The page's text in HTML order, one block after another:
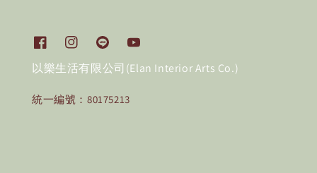
以樂生活有限公司(Elan Interior Arts Co.)
統一編號：80175213